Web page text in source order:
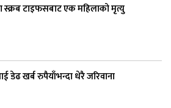
स्क्रब टाइफसबाट एक महिलाको मृत्यु
डेढ खर्ब रुपैयाँभन्दा धेरै जरिवाना